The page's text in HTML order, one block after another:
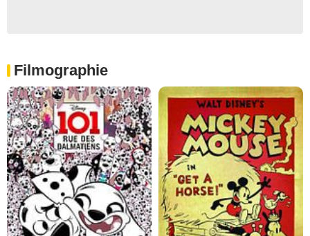
Filmographie